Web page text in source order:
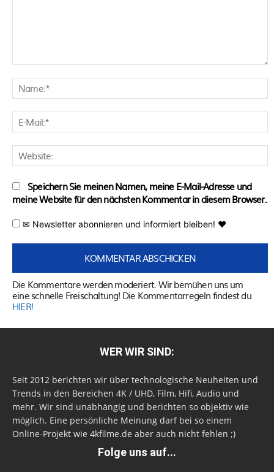
Speichern Sie meinen Namen, meine E-Mail-Adresse und
meine Website für den nächsten Kommentar in diesem Browser.
✉ Newsletter abonnieren und informiert bleiben! ♥
Die Kommentare werden moderiert. Wir bemühen uns um
eine schnelle Freischaltung! Die Kommentarregeln findest du
HIER!
WER WIR SIND:
Seit 2012 berichten wir über technologische Neuheiten und
Trends in den Bereichen 4K / UHD, Film, Hifi, Audio und
mehr. Wir sind unabhängig und berichten so objektiv wie
möglich. Eine persönliche Meinung darf bei so einem
Online-Projekt wie 4kfilme.de aber auch nicht fehlen ;)
Folge uns auf...